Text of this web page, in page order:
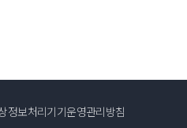
정보처리기기운영관리방침